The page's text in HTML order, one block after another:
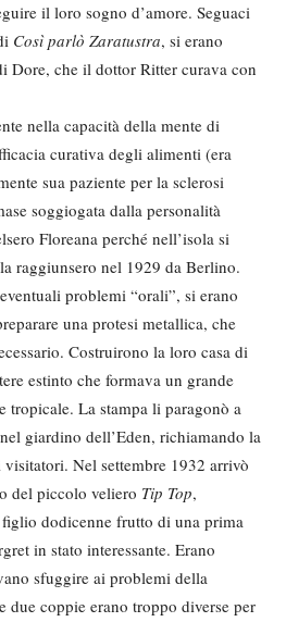
il loro sogno d’amore. Seguaci
Così parlò Zaratustra, si erano
Dore, che il dottor Ritter curava con
nella capacità della mente di
curativa degli alimenti (era
sua paziente per la sclerosi
soggiogata dalla personalità
Floreana perché nell’isola si
raggiunsero nel 1929 da Berlino.
problemi “orali”, si erano
una protesi metallica, che
Costruirono la loro casa di
estinto che formava un grande
tropicale. La stampa li paragonò a
giardino dell’Eden, richiamando la
Nel settembre 1932 arrivò
del piccolo veliero Tip Top,
dodicenne frutto di una prima
in stato interessante. Erano
sfuggire ai problemi della
due coppie erano troppo diverse per